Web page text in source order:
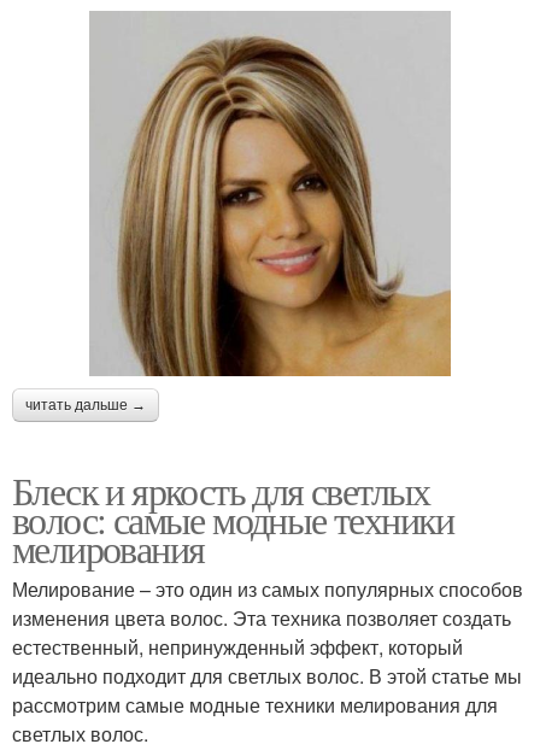
читать дальше →
Блеск и яркость для светлых
волос: самые модные техники
мелирования
Мелирование – это один из самых популярных способов
изменения цвета волос. Эта техника позволяет создать
естественный, непринужденный эффект, который
идеально подходит для светлых волос. В этой статье мы
рассмотрим самые модные техники мелирования для
светлых волос.